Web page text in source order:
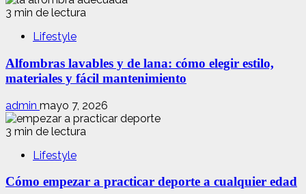
3 min de lectura
Lifestyle
Alfombras lavables y de lana: cómo elegir estilo,
materiales y fácil mantenimiento
admin mayo 7, 2026
3 min de lectura
Lifestyle
Cómo empezar a practicar deporte a cualquier edad